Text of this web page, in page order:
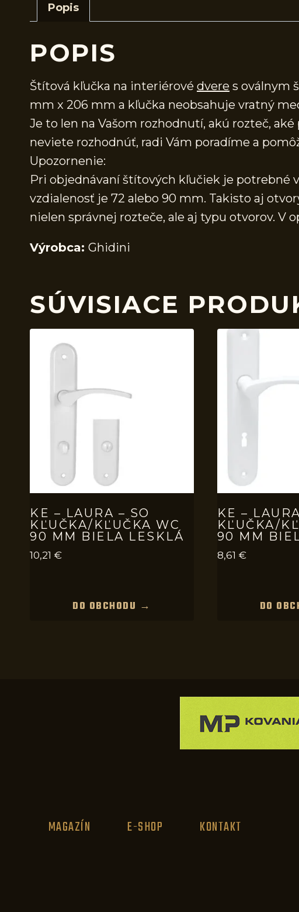
Popis
POPIS
Štítová kľučka na interiérové dvere s oválnym
mm x 206 mm a kľučka neobsahuje vratný
Je to len na Vašom rozhodnutí, akú rozteč,
neviete rozhodnúť, radi Vám poradíme a
Upozornenie:
Pri objednávaní štítových kľučiek je potrebné
vzdialenosť je 72 alebo 90 mm. Takisto aj
nielen správnej rozteče, ale aj typu otvorov.
Výrobca: Ghidini
SÚVISIACE
KE – LAURA – SO
KĽUČKA/KĽUČKA WC
90 MM BIELA LESKLÁ
10,21 €
DO OBCHODU →
KE –
KĽUČKA/
90 MM
8,61 €
DO
MAGAZÍN E-SHOP KONTAKT